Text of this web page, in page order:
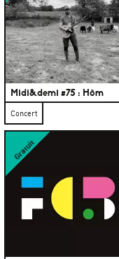
Midi&demi #75 : Hõm
Concert
Gratuit